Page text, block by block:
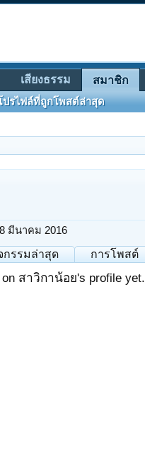
8 มีนาคม 2016
กรรมล่าสุด การโพสต์
สาวิกาน้อย's profile yet.
เสียงธรรม สมาชิก
ปรไฟล์ที่ถูกโพสต์ล่าสุด